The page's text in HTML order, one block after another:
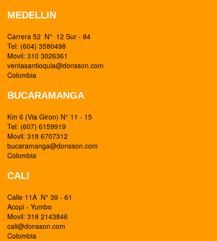
MEDELLIN
Carrera 52 N° 12 Sur - 84
Tel: (604) 3580498
Movil: 310 3026361
ventasantioquia@donsson.com
Colombia
BUCARAMANGA
Km 6 (Via Giron) N° 11 - 15
Tel: (607) 6159919
Movil: 318 6707312
bucaramanga@donsson.com
Colombia
CALI
Calle 11A N° 39 - 61
Acopi - Yumbo
Movil: 318 2143846
cali@donsson.com
Colombia